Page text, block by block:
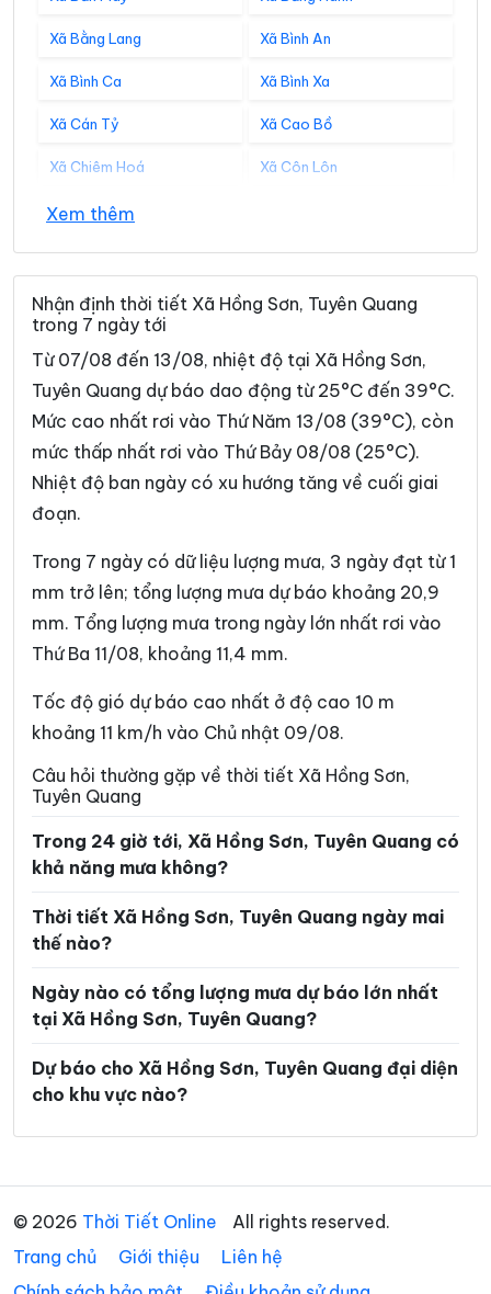
Xã Bằng Lang Xã Bình An
Xã Bình Ca Xã Bình Xa
Xã Cán Tỷ Xã Cao Bồ
Xã Chiêm Hoá Xã Côn Lôn
Xã Đồng Tâm
Xã Đồng Văn Xã Đồng Yên
Xã Du Già Xã Đường Hồng
Xã Đường Thượng
Xã Hàm Yên Xã Hồ Thầu
Xã Hòa An Xã Hoàng Su Phì
Xã Hồng Thái Xã Hùng An
Xã Hùng Đức
Xã Khâu Vai Xã Khuôn Lùng
Xã Kiên Đài Xã Kiến Thiết
Xã Kim Bình Xã Lâm Bình
Xã Linh Hồ Xã Lực Hành
Xã Lũng Cú Xã Lũng Phìn
Xã Lùng Tám
Xã Mèo Vạc Xã Minh Ngọc
Xã Minh Quang Xã Minh Sơn
Xã Minh Tân
Xã Nậm Dịch Xã Nghĩa Thuận
Xã Ngọc Đường Xã Ngọc Long
Xã Nhữ Khê
Xã Pờ Ly Ngài
Xã Quản Bạ Xã Quang Bình
Xem thêm
Nhận định thời tiết Xã Hồng Sơn, Tuyên Quang
trong 7 ngày tới
Từ 07/08 đến 13/08, nhiệt độ tại Xã Hồng Sơn,
Tuyên Quang dự báo dao động từ 25°C đến 39°C.
Mức cao nhất rơi vào Thứ Năm 13/08 (39°C), còn
mức thấp nhất rơi vào Thứ Bảy 08/08 (25°C).
Nhiệt độ ban ngày có xu hướng tăng về cuối giai
đoạn.
Trong 7 ngày có dữ liệu lượng mưa, 3 ngày đạt từ 1
mm trở lên; tổng lượng mưa dự báo khoảng 20,9
mm. Tổng lượng mưa trong ngày lớn nhất rơi vào
Thứ Ba 11/08, khoảng 11,4 mm.
Tốc độ gió dự báo cao nhất ở độ cao 10 m
khoảng 11 km/h vào Chủ nhật 09/08.
Câu hỏi thường gặp về thời tiết Xã Hồng Sơn,
Tuyên Quang
Trong 24 giờ tới, Xã Hồng Sơn, Tuyên Quang có
khả năng mưa không?
Thời tiết Xã Hồng Sơn, Tuyên Quang ngày mai
thế nào?
Ngày nào có tổng lượng mưa dự báo lớn nhất
tại Xã Hồng Sơn, Tuyên Quang?
Dự báo cho Xã Hồng Sơn, Tuyên Quang đại diện
cho khu vực nào?
© 2026 Thời Tiết Online
All rights reserved.
Trang chủ
Giới thiệu
Liên hệ